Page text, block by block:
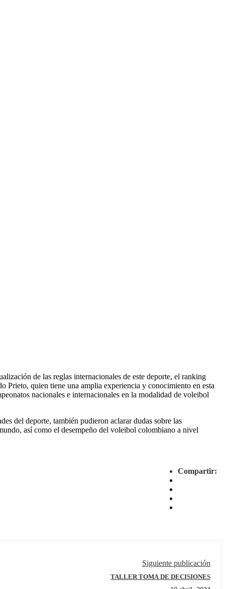
de las reglas internacionales de este deporte, el ranking
quien tiene una amplia experiencia y conocimiento en esta
nacionales e internacionales en la modalidad de voleibol
del deporte, también pudieron aclarar dudas sobre las
así como el desempeño del voleibol colombiano a nivel
Compartir:
Siguiente publicación
TALLER TOMA DE DECISIONES